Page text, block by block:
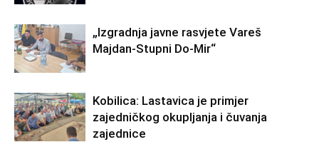
„Izgradnja javne rasvjete Vareš
Majdan-Stupni Do-Mir“
Kobilica: Lastavica je primjer
zajedničkog okupljanja i čuvanja
zajednice